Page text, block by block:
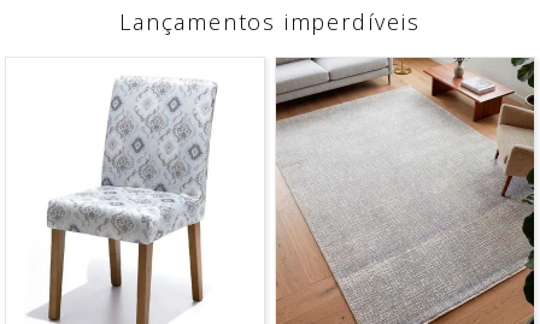
Lançamentos imperdíveis